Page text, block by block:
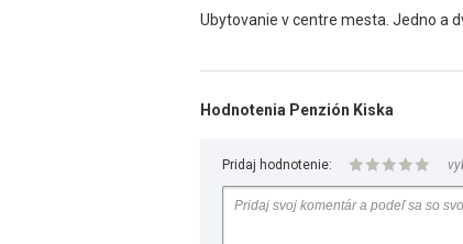
Ubytovanie v centre mesta. Jedno a
Hodnotenia Penzión Kiska
Pridaj hodnotenie: